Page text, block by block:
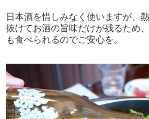
日本酒を惜しみなく使いますが、
抜けてお酒の旨味だけが残るため
も食べられるのでご安心を。